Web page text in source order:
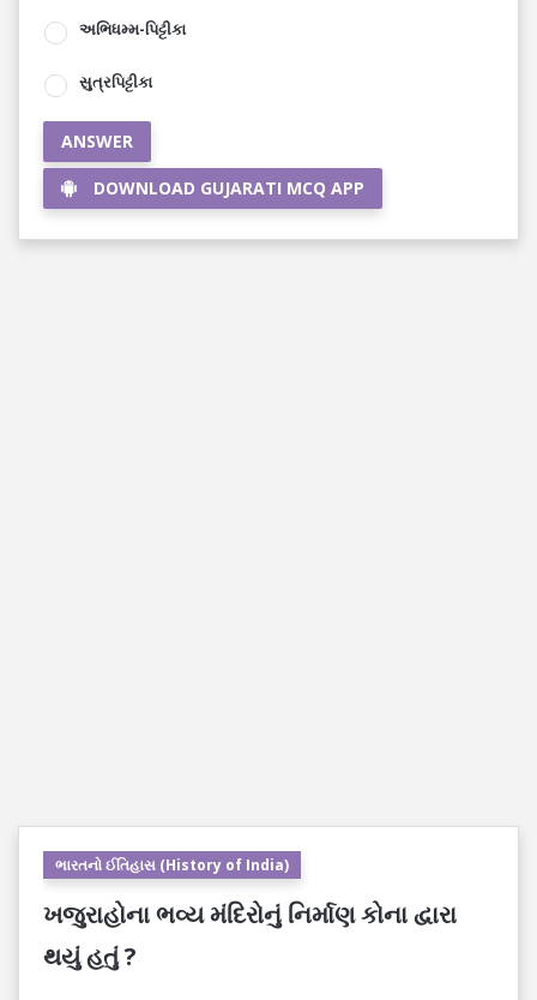
અભિધમ્મ-પિટ્ટીકા
સુત્રપિટ્ટીકા
ANSWER
DOWNLOAD GUJARATI MCQ APP
ભારતનો ઈતિહાસ (History of India)
ખજુરાહોના ભવ્ય મંદિરોનું નિર્માણ કોના દ્વારા
થયું હતું ?